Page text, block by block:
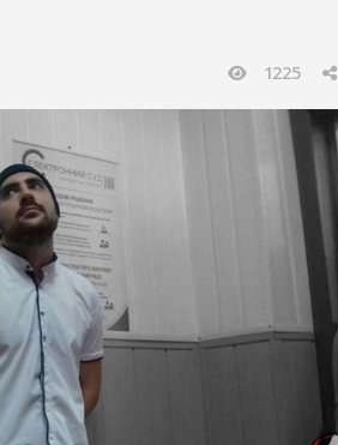
1225